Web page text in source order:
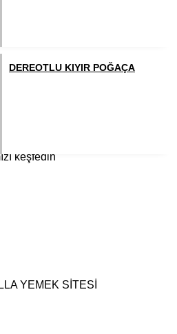
DEREOTLU KIYIR POĞAÇA
keşfedin